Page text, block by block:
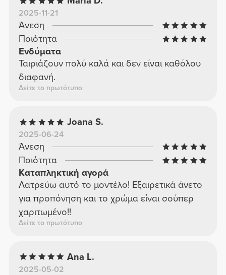
2025-11-21
Άνεση
Ποιότητα
Ενδύματα
Ταιριάζουν πολύ καλά και δεν είναι καθόλου
διαφανή.
Δείτε το πρωτότυπο
Joana S.
2025-06-24
Άνεση
Ποιότητα
Καταπληκτική αγορά
Λατρεύω αυτό το μοντέλο! Εξαιρετικά άνετο
για προπόνηση και το χρώμα είναι σούπερ
χαριτωμένο!!
Δείτε το πρωτότυπο
Ana L.
2025-05-02